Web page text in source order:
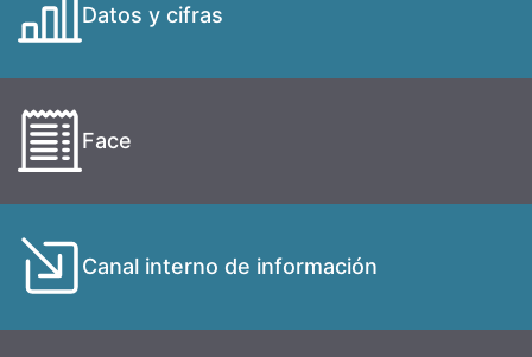
Datos y cifras
Face
Canal interno de información